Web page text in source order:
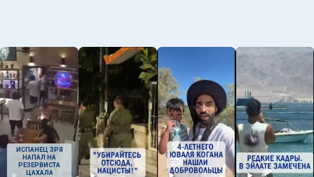
ИСПАНЕЦ ЗРЯ
НАПАЛ НА
РЕЗЕРВИСТА
ЦАХАЛА